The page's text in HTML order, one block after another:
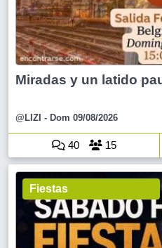
Miradas y un latido
@LIZI - Dom 09/08/2026
40 15
Fiestas